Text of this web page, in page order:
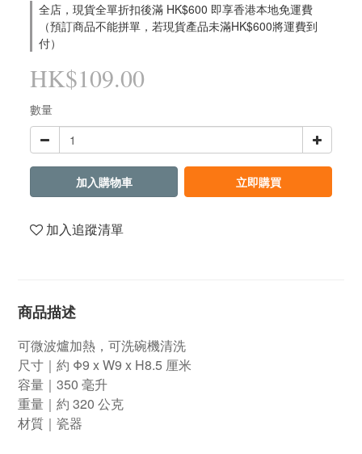
全店，現貨全單折扣後滿 HK$600 即享香港本地免運費
（預訂商品不能拼單，若現貨產品未滿HK$600將運費到
付）
HK$109.00
數量
加入購物車 立即購買
加入追蹤清單
商品描述
可微波爐加熱，可洗碗機清洗
尺寸｜約 Φ9 x W9 x H8.5 厘米
容量｜350 毫升
重量｜約 320 公克
材質｜瓷器